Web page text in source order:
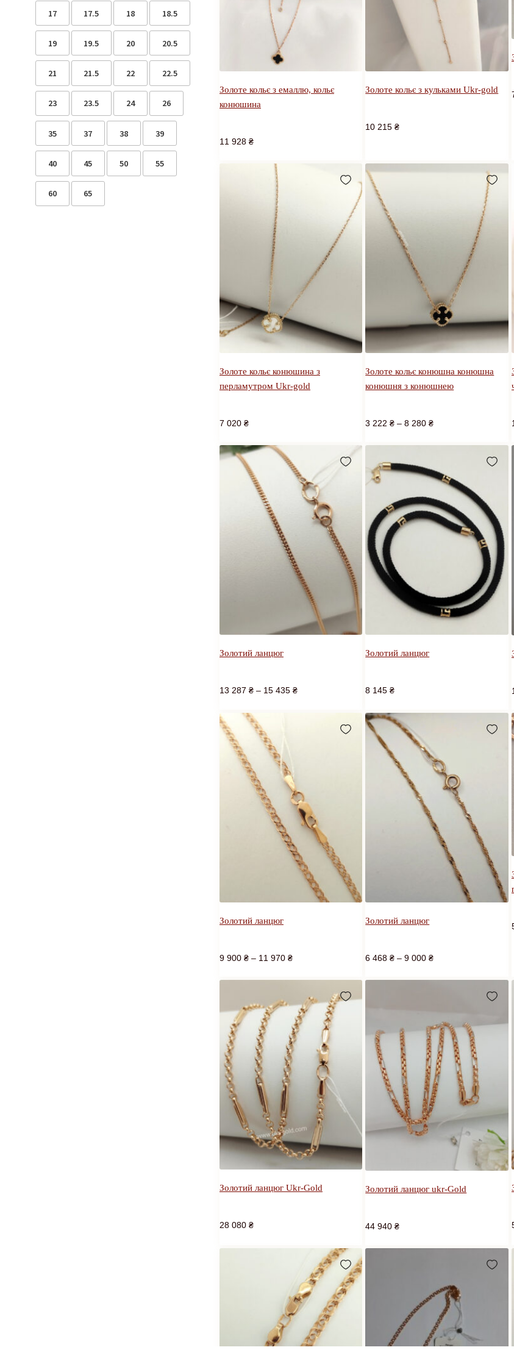
17 17.5 18 18.5
19 19.5 20 20.5
21 21.5 22 22.5
23 23.5 24 26
35 37 38 39
40 45 50 55
60 65
Золоте кольє з емаллю, кольє
конюшина
11 928 ₴
Золоте кольє з кульками Ukr-gold
10 215₴
Золоте кольє конюшина з
перламутром Ukr-gold
7 020 ₴
Золоте кольє конюшна конюшна
конюшня з конюшнею
3 222₴ –8 280₴
Золотий ланцюг
13 287 ₴ – 15 435 ₴
Золотий ланцюг
8 145₴
Золотий ланцюг
9 900 ₴ – 11 970 ₴
Золотий ланцюг
6 468₴ –9 000₴
Золотий ланцюг Ukr-Gold
28 080 ₴
Золотий ланцюг ukr-Gold
44 940₴